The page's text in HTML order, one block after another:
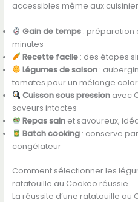
accessibles même aux
Gain de temps : préparation
minutes
Recette facile : des étapes
Légumes de saison :
tomates pour un mélange
Cuisson sous pression avec
saveurs intactes
Repas sain et savoureux,
Batch cooking : conserve
congélateur
Comment sélectionner les
ratatouille au Cookeo réussie
La réussite d’une ratatouille